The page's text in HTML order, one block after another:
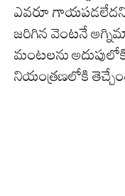
ఎవరూ గాయపడలేదని
జరిగిన వెంటనే
మంటలను అదుపులోకి
నియంత్రణలోకి